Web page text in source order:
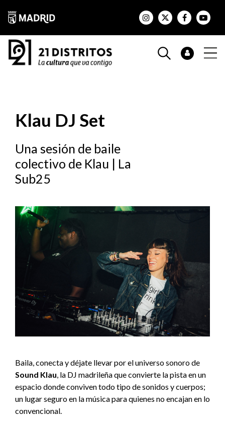
Klau DJ Set
Una sesión de baile
colectivo de Klau | La
Sub25
Baila, conecta y déjate llevar por el universo sonoro de
Sound Klau, la DJ madrileña que convierte la pista en un
espacio donde conviven todo tipo de sonidos y cuerpos;
un lugar seguro en la música para quienes no encajan en lo
convencional.